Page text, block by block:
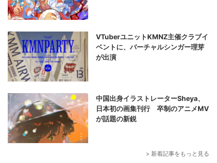
VTuberユニットKMNZ主催クラブイ
ベントに、バーチャルシンガー理芽
が出演
中国出身イラストレーターSheya、
日本初の画集刊行 卒制のアニメMV
が話題の新鋭
> 新着記事をもっと見る